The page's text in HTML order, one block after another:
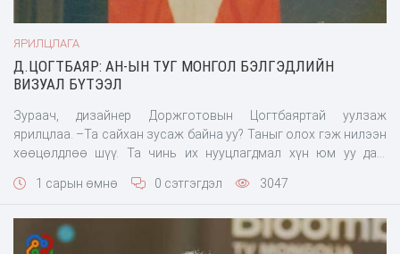
ЯРИЛЦЛАГА
Д.ЦОГТБАЯР: АН-ЫН ТУГ МОНГОЛ БЭЛГЭДЛИЙН
ВИЗУАЛ БҮТЭЭЛ
Зураач, дизайнер Доржготовын Цогтбаяртай уулзаж
ярилцлаа. –Та сайхан зусаж байна уу? Таныг олох гэж нилээн
хөөцөлдлөө шүү. Та чинь их нууцлагдмал хүн юм уу даа.
бүтээлийн арвин ургац хурааж байна уу?
1 сарын өмнө 0 сэтгэгдэл 3047